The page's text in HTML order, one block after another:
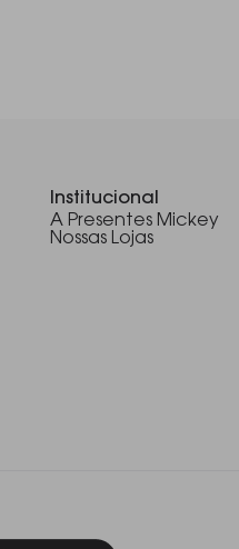
Institucional
A Presentes Mickey
Nossas Lojas